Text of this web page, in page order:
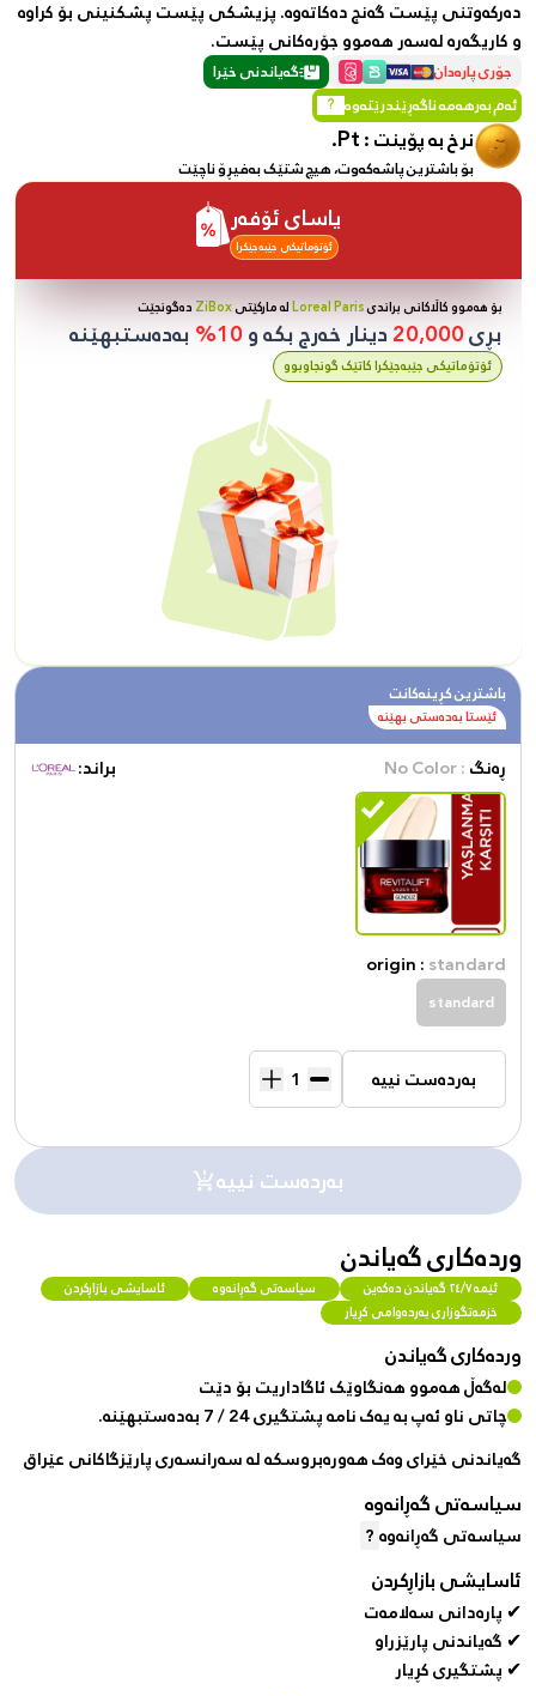
دەرکەوتنی پێست گەنج دەکاتەوە. پزیشکی پێست پشکنینی بۆ کراوە
و کاریگەرە لەسەر هەموو جۆرەکانی پێست.
جۆری پارەدان
گەیاندنی خێرا
ئەم بەرهەمە ناگەڕێندرێتەوە ?
نرخ بە پۆینت :Pt.
بۆ باشترین پاشەکەوت، هیچ شتێک بەفیڕۆ ناچێت
یاسای ئۆفەر
ئۆتۆماتیکی جێبەجێکرا
بۆ هەموو کاڵاکانی براندیLoreal Parisلە مارکێتیZiBox دەگونجێت
بڕی20,000دینار خەرج بکە و10% بەدەستبهێنە
ئۆتۆماتیکی جێبەجێکرا کاتێک گونجاوبوو
باشترین کڕینەکانت
ئێستا بەدەستی بهێنە
ڕەنگ: No Color براند:
origin :standard
standard
بەردەست نییە
بەردەست نییە
وردەکاری گەیاندن
ئێمە ٢٤/٧ گەیاندن دەکەین سیاسەتی گەڕانەوە
ئاسایشی بازاڕکردن
خزمەتگوزاری بەردەوامی کڕیار
وردەکاری گەیاندن
لەگەڵ هەموو هەنگاوێک ئاگاداریت بۆ دێت
چاتی ناو ئەپ بە یەک نامە پشتگیری 24 / 7 بەدەستبهێنە.
گەیاندنی خێرای وەک هەورەبروسکە لە سەرانسەری پارێزگاکانی عێراق
سیاسەتی گەڕانەوە
سیاسەتی گەڕانەوە?
ئاسایشی بازاڕکردن
✔ پارەدانی سەلامەت
✔ گەیاندنی پارێزراو
✔ پشتگیری کڕیار